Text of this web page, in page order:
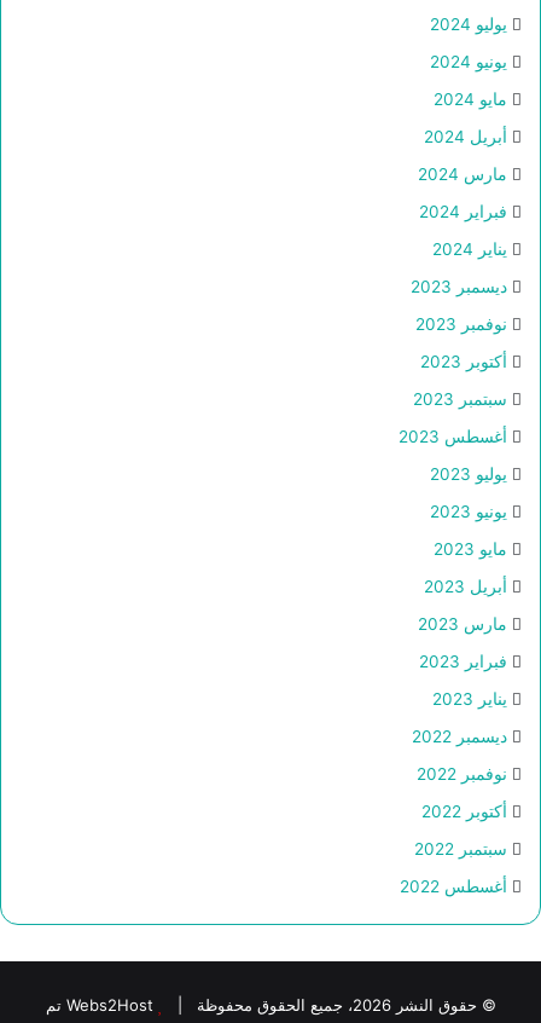
يوليو 2024
يونيو 2024
مايو 2024
أبريل 2024
مارس 2024
فبراير 2024
يناير 2024
ديسمبر 2023
نوفمبر 2023
أكتوبر 2023
سبتمبر 2023
أغسطس 2023
يوليو 2023
يونيو 2023
مايو 2023
أبريل 2023
مارس 2023
فبراير 2023
يناير 2023
ديسمبر 2022
نوفمبر 2022
أكتوبر 2022
سبتمبر 2022
أغسطس 2022
© حقوق النشر 2026، جميع الحقوق محفوظة | Webs2Host تم